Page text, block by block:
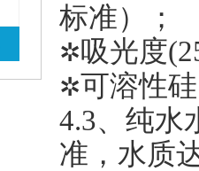
标准）；
✲吸光度
✲可溶性
4.3、纯水
准，水质